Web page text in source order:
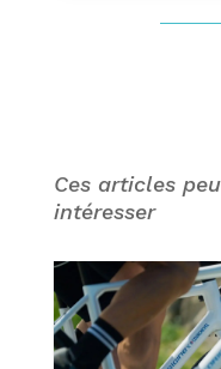
Ces articles
intéresser